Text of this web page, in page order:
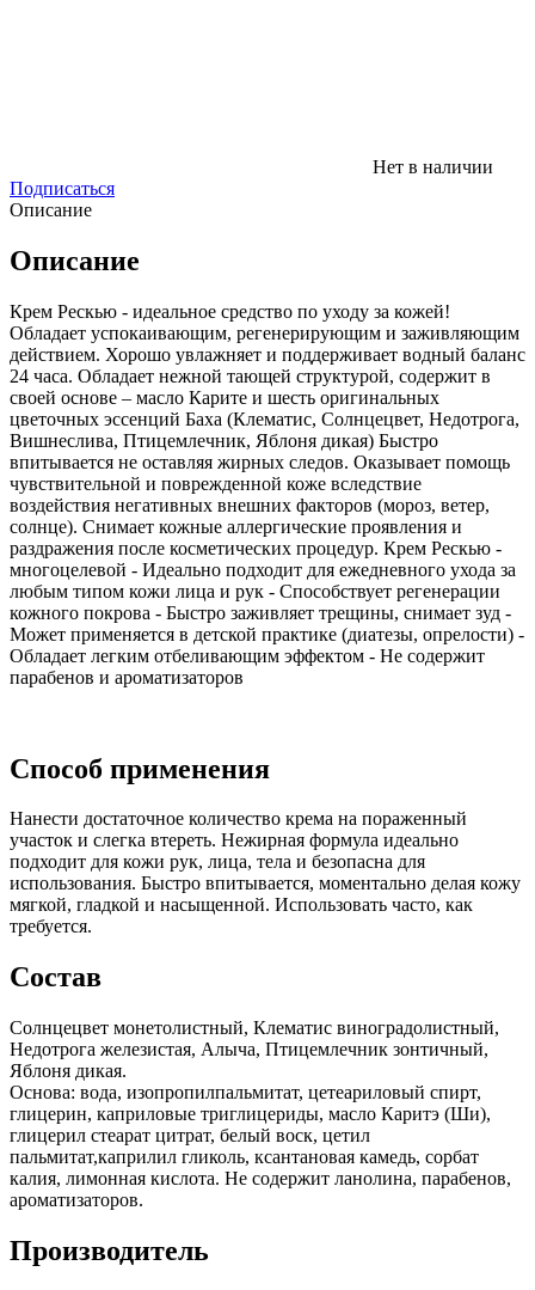
Нет в наличии
Подписаться
Описание
Описание
Крем Рескью - идеальное средство по уходу за кожей!
Обладает успокаивающим, регенерирующим и заживляющим
действием. Хорошо увлажняет и поддерживает водный баланс
24 часа. Обладает нежной тающей структурой, содержит в
своей основе – масло Карите и шесть оригинальных
цветочных эссенций Баха (Клематис, Солнцецвет, Недотрога,
Вишнеслива, Птицемлечник, Яблоня дикая) Быстро
впитывается не оставляя жирных следов. Оказывает помощь
чувствительной и поврежденной коже вследствие
воздействия негативных внешних факторов (мороз, ветер,
солнце). Снимает кожные аллергические проявления и
раздражения после косметических процедур. Крем Рескью -
многоцелевой - Идеально подходит для ежедневного ухода за
любым типом кожи лица и рук - Способствует регенерации
кожного покрова - Быстро заживляет трещины, снимает зуд -
Может применяется в детской практике (диатезы, опрелости) -
Обладает легким отбеливающим эффектом - Не содержит
парабенов и ароматизаторов
Способ применения
Нанести достаточное количество крема на пораженный
участок и слегка втереть. Нежирная формула идеально
подходит для кожи рук, лица, тела и безопасна для
использования. Быстро впитывается, моментально делая кожу
мягкой, гладкой и насыщенной. Использовать часто, как
требуется.
Состав
Солнцецвет монетолистный, Клематис виноградолистный,
Недотрога железистая, Алыча, Птицемлечник зонтичный,
Яблоня дикая.
Основа: вода, изопропилпальмитат, цетеариловый спирт,
глицерин, каприловые триглицериды, масло Каритэ (Ши),
глицерил стеарат цитрат, белый воск, цетил
пальмитат,каприлил гликоль, ксантановая камедь, сорбат
калия, лимонная кислота. Не содержит ланолина, парабенов,
ароматизаторов.
Производитель